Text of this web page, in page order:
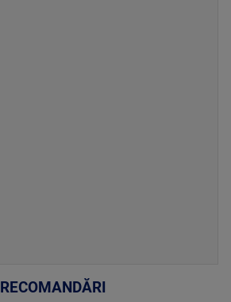
RECOMANDĂRI